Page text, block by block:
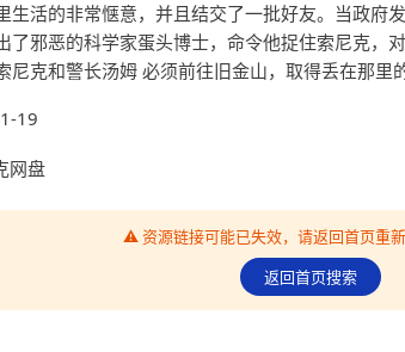
生活的非常惬意，并且结交了一批好友。当政府
了邪恶的科学家蛋头博士，命令他捉住索尼克，
尼克和警长汤姆 必须前往旧金山，取得丢在那里
19
网盘
⚠️ 资源链接可能已失效，请返回首页重
返回首页搜索